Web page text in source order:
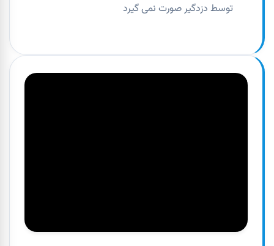
توسط دزدگیر صورت نمی گیرد